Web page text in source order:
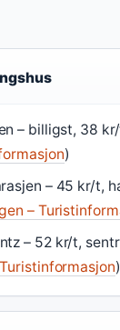
– billigst, 38
)
– 45 kr/t,
–
– 52 kr/t,
)